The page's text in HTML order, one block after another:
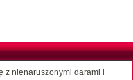
z nienaruszonymi darami i